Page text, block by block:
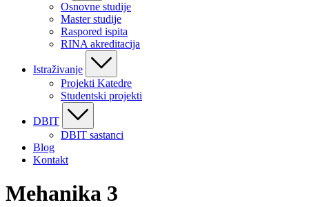
Osnovne studije
Master studije
Raspored ispita
RINA akreditacija
Istraživanje
Projekti Katedre
Studentski projekti
DBIT
DBIT sastanci
Blog
Kontakt
Mehanika 3